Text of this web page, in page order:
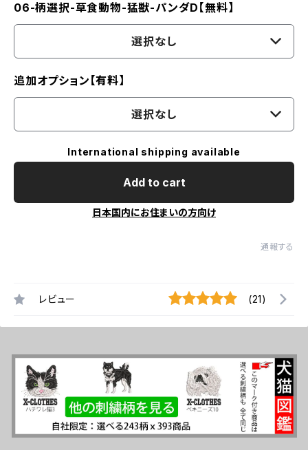
06-柄選択-草食動物-猛獣-パンダD【無料】
選択なし
追加オプション【有料】
選択なし
International shipping available
Add to cart
日本国内にお住まいの方向け
通報する
レビュー (21)